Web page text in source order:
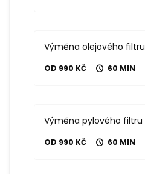
Výměna olejového filtru
OD 990 KČ 60 MIN
Výměna pylového filtru
OD 990 KČ 60 MIN